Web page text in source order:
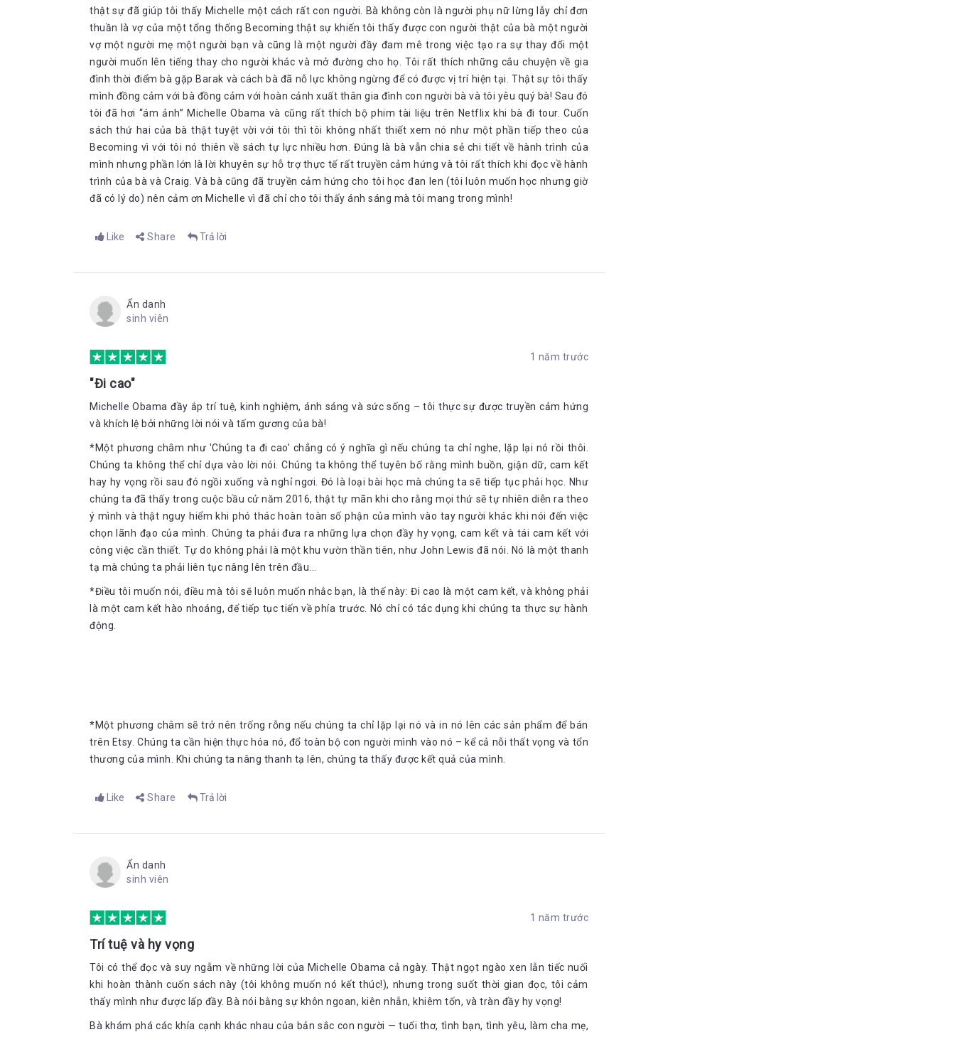
thật sự đã giúp tôi thấy Michelle một cách rất con người. Bà không còn là người phụ nữ lừng lẫy chỉ đơn
thuần là vợ của một tổng thống Becoming thật sự khiến tôi thấy được con người thật của bà một người
vợ một người mẹ một người bạn và cũng là một người đầy đam mê trong việc tạo ra sự thay đổi một
người muốn lên tiếng thay cho người khác và mở đường cho họ. Tôi rất thích những câu chuyện về gia
đình thời điểm bà gặp Barak và cách bà đã nỗ lực không ngừng để có được vị trí hiện tại. Thật sự tôi thấy
mình đồng cảm với bà đồng cảm với hoàn cảnh xuất thân gia đình con người bà và tôi yêu quý bà! Sau đó
tôi đã hơi “ám ảnh” Michelle Obama và cũng rất thích bộ phim tài liệu trên Netflix khi bà đi tour. Cuốn
sách thứ hai của bà thật tuyệt vời với tôi thì tôi không nhất thiết xem nó như một phần tiếp theo của
Becoming vì với tôi nó thiên về sách tự lực nhiều hơn. Đúng là bà vẫn chia sẻ chi tiết về hành trình của
mình nhưng phần lớn là lời khuyên sự hỗ trợ thực tế rất truyền cảm hứng và tôi rất thích khi đọc về hành
trình của bà và Craig. Và bà cũng đã truyền cảm hứng cho tôi học đan len (tôi luôn muốn học nhưng giờ
đã có lý do) nên cảm ơn Michelle vì đã chỉ cho tôi thấy ánh sáng mà tôi mang trong mình!
Like Share Trả lời
Ẩn danh
sinh viên
1 năm trước
"Đi cao"
Michelle Obama đầy ắp trí tuệ, kinh nghiệm, ánh sáng và sức sống – tôi thực sự được truyền cảm hứng
và khích lệ bởi những lời nói và tấm gương của bà!
*Một phương châm như 'Chúng ta đi cao' chẳng có ý nghĩa gì nếu chúng ta chỉ nghe, lặp lại nó rồi thôi.
Chúng ta không thể chỉ dựa vào lời nói. Chúng ta không thể tuyên bố rằng mình buồn, giận dữ, cam kết
hay hy vọng rồi sau đó ngồi xuống và nghỉ ngơi. Đó là loại bài học mà chúng ta sẽ tiếp tục phải học. Như
chúng ta đã thấy trong cuộc bầu cử năm 2016, thật tự mãn khi cho rằng mọi thứ sẽ tự nhiên diễn ra theo
ý mình và thật nguy hiểm khi phó thác hoàn toàn số phận của mình vào tay người khác khi nói đến việc
chọn lãnh đạo của mình. Chúng ta phải đưa ra những lựa chọn đầy hy vọng, cam kết và tái cam kết với
công việc cần thiết. Tự do không phải là một khu vườn thần tiên, như John Lewis đã nói. Nó là một thanh
tạ mà chúng ta phải liên tục nâng lên trên đầu...
*Điều tôi muốn nói, điều mà tôi sẽ luôn muốn nhắc bạn, là thế này: Đi cao là một cam kết, và không phải
là một cam kết hào nhoáng, để tiếp tục tiến về phía trước. Nó chỉ có tác dụng khi chúng ta thực sự hành
động.
*Một phương châm sẽ trở nên trống rỗng nếu chúng ta chỉ lặp lại nó và in nó lên các sản phẩm để bán
trên Etsy. Chúng ta cần hiện thực hóa nó, đổ toàn bộ con người mình vào nó – kể cả nỗi thất vọng và tổn
thương của mình. Khi chúng ta nâng thanh tạ lên, chúng ta thấy được kết quả của mình.
Like Share Trả lời
Ẩn danh
sinh viên
1 năm trước
Trí tuệ và hy vọng
Tôi có thể đọc và suy ngẫm về những lời của Michelle Obama cả ngày. Thật ngọt ngào xen lẫn tiếc nuối
khi hoàn thành cuốn sách này (tôi không muốn nó kết thúc!), nhưng trong suốt thời gian đọc, tôi cảm
thấy mình như được lấp đầy. Bà nói bằng sự khôn ngoan, kiên nhẫn, khiêm tốn, và tràn đầy hy vọng!
Bà khám phá các khía cạnh khác nhau của bản sắc con người — tuổi thơ, tình bạn, tình yêu, làm cha mẹ,